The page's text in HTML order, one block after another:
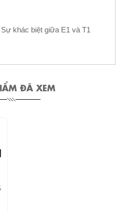
khác biệt giữa E1 và T1
ĐÃ XEM